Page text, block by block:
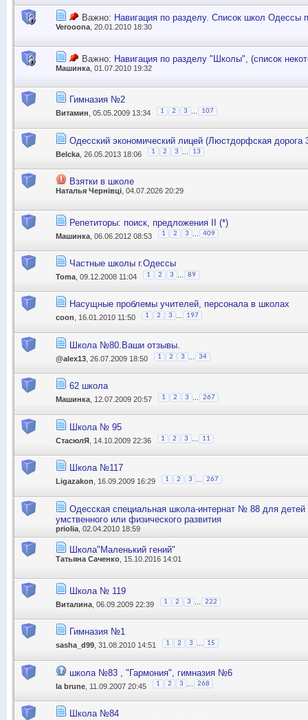
Важно: Навигация по разделу. Список школ Одессы
Verooona , 20.01.2010 18:30
Важно: Навигация по разделу "Школы", (список
Машинка , 01.07.2010 19:32
Гимназия №2
Витамин , 05.05.2009 13:34 1 2 3 107
Одесский экономический лицей (Люстдорфская дорога
Belcka , 26.05.2013 18:06 1 2 3 13
Взятки в школе
Наталья Чернівці , 04.07.2026 20:29
Репетиторы: поиск, предложения II (*)
Машинка , 06.06.2012 08:53 1 2 3 409
Частные школы г.Одессы
Toma , 09.12.2008 11:04 1 2 3 89
Насущные проблемы учителей, персонала в школах
coon , 16.01.2010 11:50 1 2 3 197
Школа №80.Ваши отзывы.
@alex13 , 26.07.2009 18:50 1 2 3 34
62 школа
Машинка , 12.07.2009 20:57 1 2 3 267
Школа № 95
СтасюлЯ , 14.10.2009 22:36 1 2 3 11
Школа №117
Ligazakon , 16.09.2009 16:29 1 2 3 267
Одесская специальная школа-интернат № 88 для детей
умственного или физического развития
priolia , 02.04.2010 18:59
Школа"Маленький гений"
Татьяна Саченко , 15.10.2016 14:01
Школа № 119
Виталина , 06.09.2009 22:39 1 2 3 ... 222
Гимназия №1
sasha_d99 , 31.08.2010 14:51 1 2 3 15
школа №83 , "Гармония", гимназия №6
la brune , 11.09.2007 20:45 1 2 3 ... 268
Школа №84